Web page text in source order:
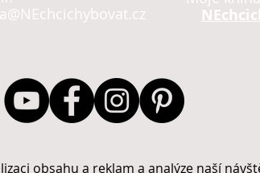
obsahu a reklam a analýze naší